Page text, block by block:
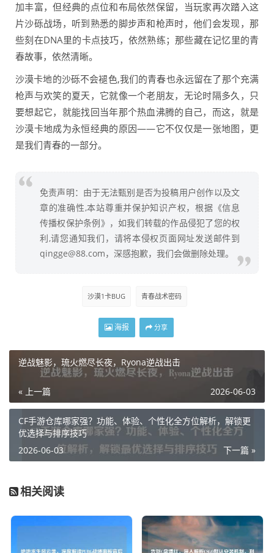
加丰富，但经典的点位和布局依然保留，当玩家再次踏入这
片沙砾战场，听到熟悉的脚步声和枪声时，他们会发现，那
些刻在DNA里的卡点技巧，依然熟练；那些藏在记忆里的青
春故事，依然清晰。
沙漠卡地的沙砾不会褪色,我们的青春也永远留在了那个充满
枪声与欢笑的夏天，它就像一个老朋友，无论时隔多久，只
要想起它，就能找回当年那个热血沸腾的自己，而这，就是
沙漠卡地成为永恒经典的原因——它不仅仅是一张地图，更
是我们青春的一部分。
免责声明：由于无法甄别是否为投稿用户创作以及文
章的准确性,本站尊重并保护知识产权，根据《信息
传播权保护条例》，如我们转载的作品侵犯了您的权
利,请您通知我们，请将本侵权页面网址发送邮件到
qingge@88.com，深感抱歉，我们会做删除处理。
沙漠1卡BUG 青春战术密码
海报 分享
逆战魅影，琉火燃尽长夜，Ryona逆战出击
« 上一篇 2026-06-03
CF手游仓库哪家强？功能、体验、个性化全方位解析，解锁更
优选择与排序技巧
下一篇 »
2026-06-03
相关阅读